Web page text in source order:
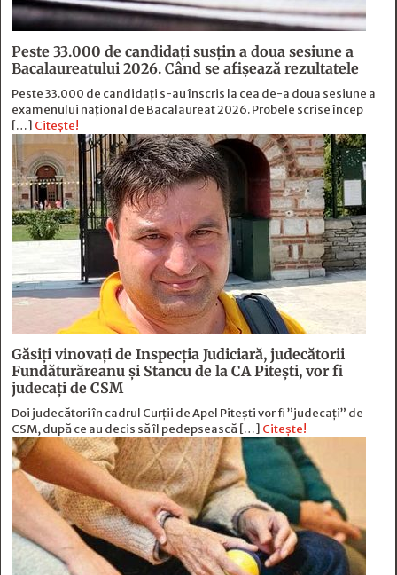
Peste 33.000 de candidați susțin a doua sesiune a
Bacalaureatului 2026. Când se afișează rezultatele
Peste 33.000 de candidați s-au înscris la cea de-a doua sesiune a
examenului național de Bacalaureat 2026. Probele scrise încep
[…] Citește!
Găsiți vinovați de Inspecția Judiciară, judecătorii
Fundăturăreanu și Stancu de la CA Pitești, vor fi
judecați de CSM
Doi judecători în cadrul Curții de Apel Pitești vor fi ”judecați” de
CSM, după ce au decis să îl pedepsească […] Citește!